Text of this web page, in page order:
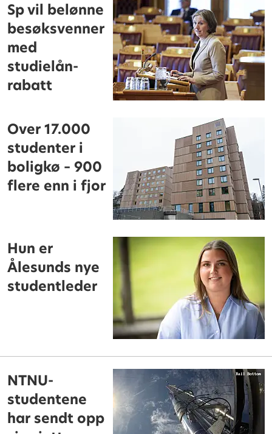
Sp vil belønne
besøksvenner
med
studielån-
rabatt
Over 17.000
studenter i
boligkø – 900
flere enn i fjor
Hun er
Ålesunds nye
studentleder
NTNU-
studentene
har sendt opp